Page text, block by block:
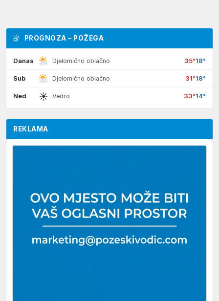
PROGNOZA – POŽEGA
Danas Djelomično oblačno 35°18°
Sub Djelomično oblačno 31°18°
Ned ☀ Vedro 33°14°
REKLAMA